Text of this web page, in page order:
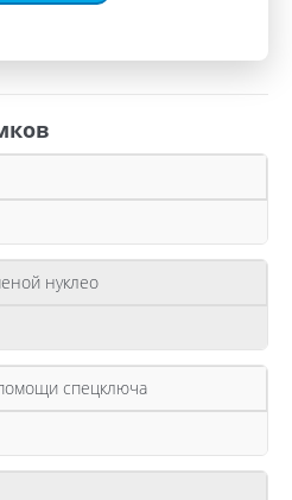
нуклео
спецключа